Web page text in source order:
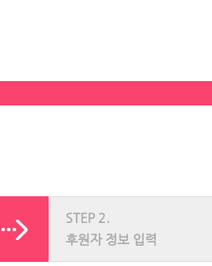
STEP 2.
후원자 정보 입력